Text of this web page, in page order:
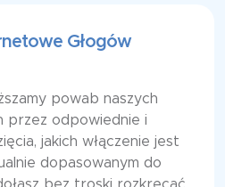
Głogów
powab naszych
odpowiednie i
jakich włączenie jest
dopasowanym do